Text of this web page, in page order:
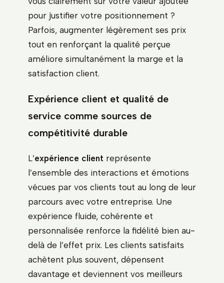
pour justifier votre positionnement ?
Parfois, augmenter légèrement ses prix
tout en renforçant la qualité perçue
améliore simultanément la marge et la
satisfaction client.
Expérience client et qualité de
service comme sources de
compétitivité durable
L’expérience client représente
l’ensemble des interactions et émotions
vécues par vos clients tout au long de leur
parcours avec votre entreprise. Une
expérience fluide, cohérente et
personnalisée renforce la fidélité bien au-
delà de l’effet prix. Les clients satisfaits
achètent plus souvent, dépensent
davantage et deviennent vos meilleurs